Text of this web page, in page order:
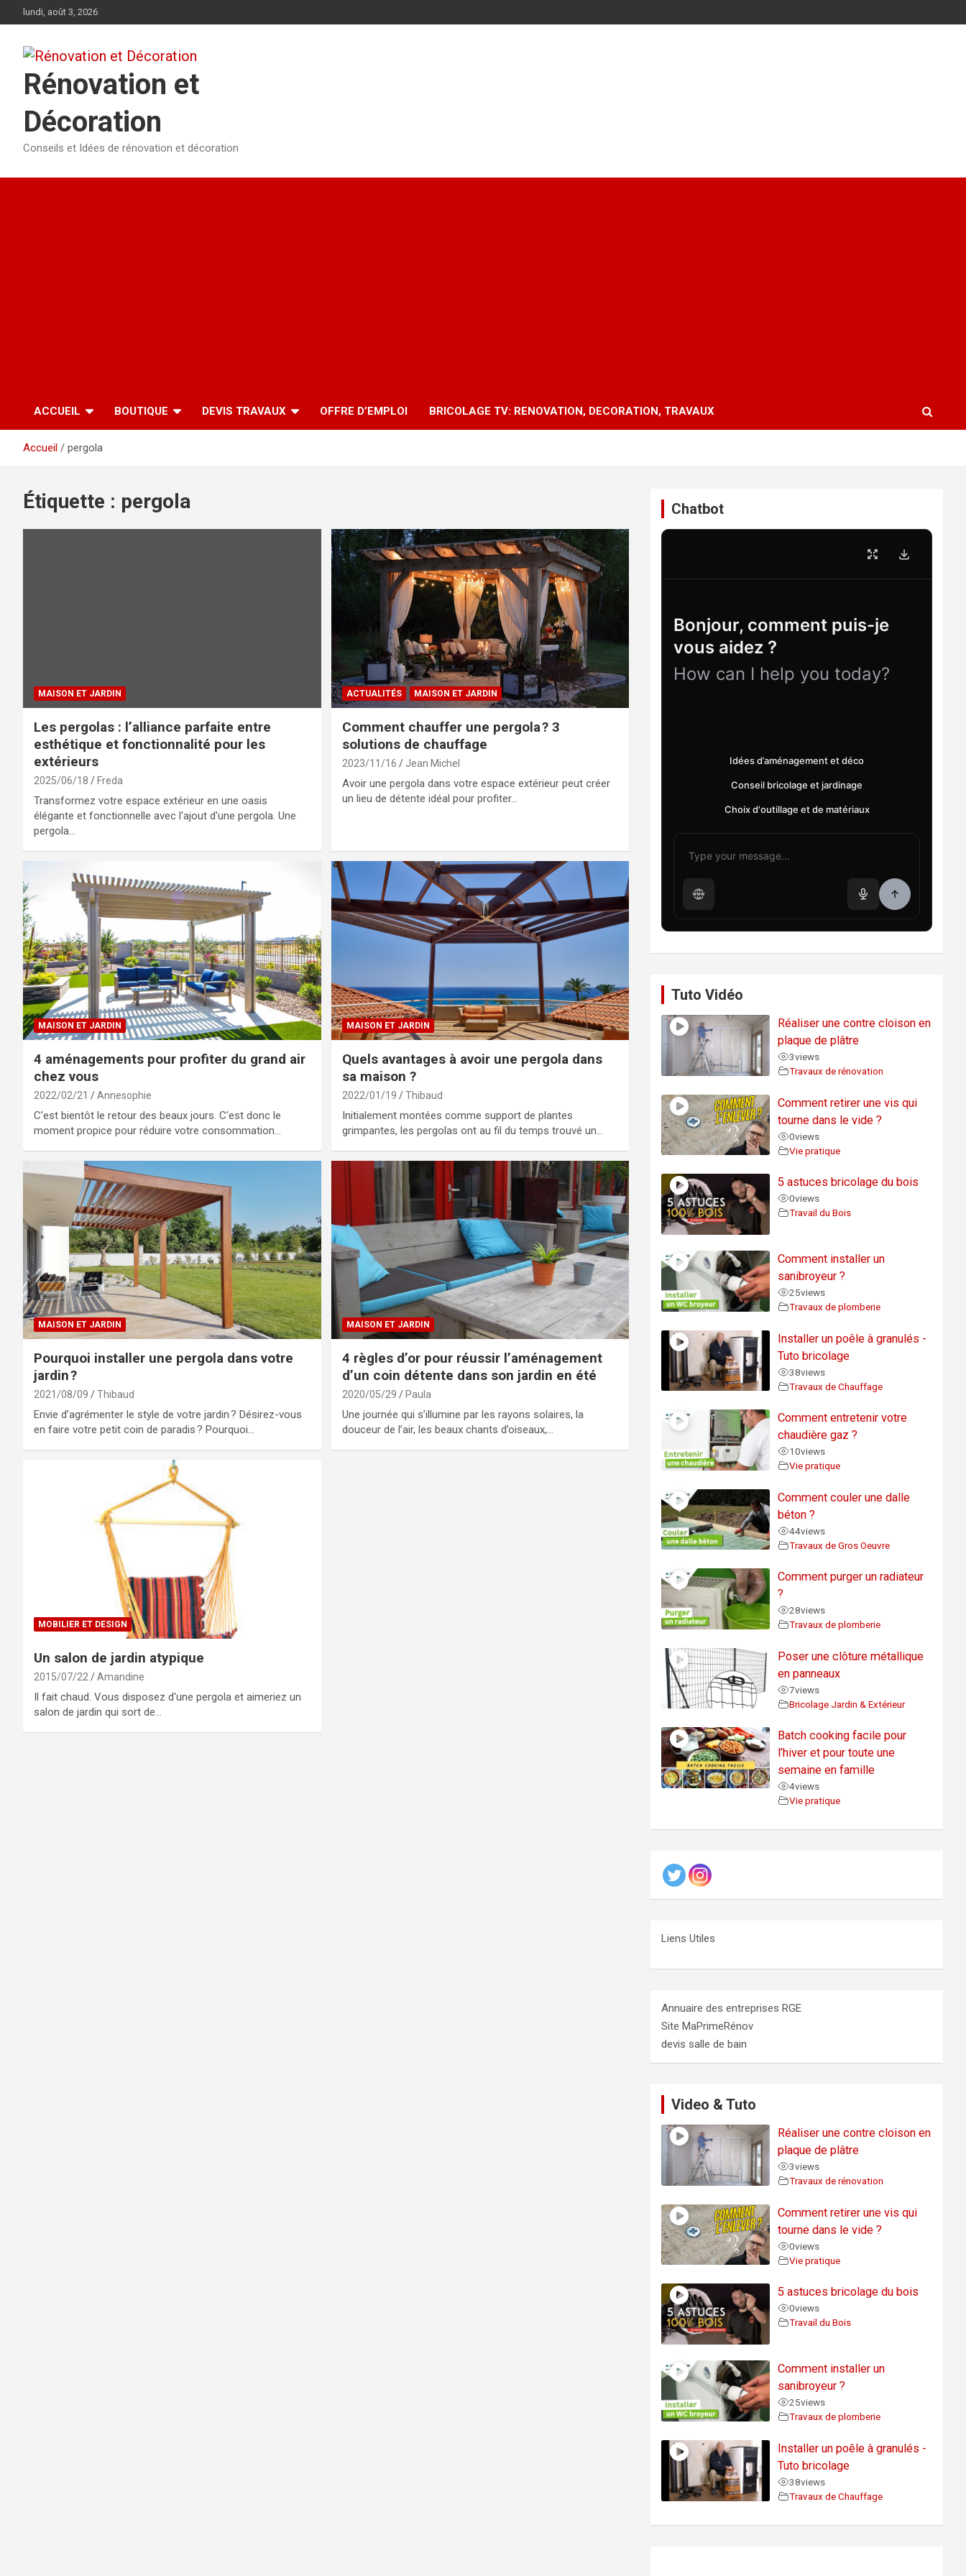
au
lundi, août 3, 2026
Rénovation et
Décoration
Conseils et Idées de rénovation et décoration
ACCUEIL BOUTIQUE DEVIS TRAVAUX OFFRE D’EMPLOI BRICOLAGE TV: RENOVATION, DECORATION, TRAVAUX
Accueil pergola
Étiquette : pergola
MAISON ET JARDIN
Les pergolas : l’alliance parfaite entre
esthétique et fonctionnalité pour les
extérieurs
2025/06/18 Freda
Transformez votre espace extérieur en une oasis
élégante et fonctionnelle avec l'ajout d'une pergola. Une
pergola…
ACTUALITÉS MAISON ET JARDIN
Comment chauffer une pergola ? 3
solutions de chauffage
2023/11/16 Jean Michel
Avoir une pergola dans votre espace extérieur peut créer
un lieu de détente idéal pour profiter…
MAISON ET JARDIN
4 aménagements pour profiter du grand air
chez vous
2022/02/21 Annesophie
C’est bientôt le retour des beaux jours. C’est donc le
moment propice pour réduire votre consommation…
MAISON ET JARDIN
Quels avantages à avoir une pergola dans
sa maison ?
2022/01/19 Thibaud
Initialement montées comme support de plantes
grimpantes, les pergolas ont au fil du temps trouvé un…
MAISON ET JARDIN
Pourquoi installer une pergola dans votre
jardin ?
2021/08/09 Thibaud
Envie d’agrémenter le style de votre jardin ? Désirez-vous
en faire votre petit coin de paradis ? Pourquoi…
MAISON ET JARDIN
4 règles d’or pour réussir l’aménagement
d’un coin détente dans son jardin en été
2020/05/29 Paula
Une journée qui s’illumine par les rayons solaires, la
douceur de l’air, les beaux chants d’oiseaux,…
MOBILIER ET DESIGN
Un salon de jardin atypique
2015/07/22 Amandine
Il fait chaud. Vous disposez d'une pergola et aimeriez un
salon de jardin qui sort de…
Chatbot
Bonjour, comment puis-je
vous aidez ?
How can I help you today?
Idées d’aménagement et déco
Conseil bricolage et jardinage
Choix d'outillage et de matériaux
Tuto Vidéo
Réaliser une contre cloison en
plaque de plâtre
3views
Travaux de rénovation
Comment retirer une vis qui
tourne dans le vide ?
0views
Vie pratique
5 astuces bricolage du bois
0views
Travail du Bois
Comment installer un
sanibroyeur ?
25views
Travaux de plomberie
Installer un poêle à granulés -
Tuto bricolage
38views
Travaux de Chauffage
Comment entretenir votre
chaudière gaz ?
10views
Vie pratique
Comment couler une dalle
béton ?
44views
Travaux de Gros Oeuvre
Comment purger un radiateur
?
28views
Travaux de plomberie
Poser une clôture métallique
en panneaux
7views
Bricolage Jardin & Extérieur
Batch cooking facile pour
l’hiver et pour toute une
semaine en famille
4views
Vie pratique
Liens Utiles
Annuaire des entreprises RGE
Site MaPrimeRénov
devis salle de bain
Video & Tuto
Réaliser une contre cloison en
plaque de plâtre
3views
Travaux de rénovation
Comment retirer une vis qui
tourne dans le vide ?
0views
Vie pratique
5 astuces bricolage du bois
0views
Travail du Bois
Comment installer un
sanibroyeur ?
25views
Travaux de plomberie
Installer un poêle à granulés -
Tuto bricolage
38views
Travaux de Chauffage